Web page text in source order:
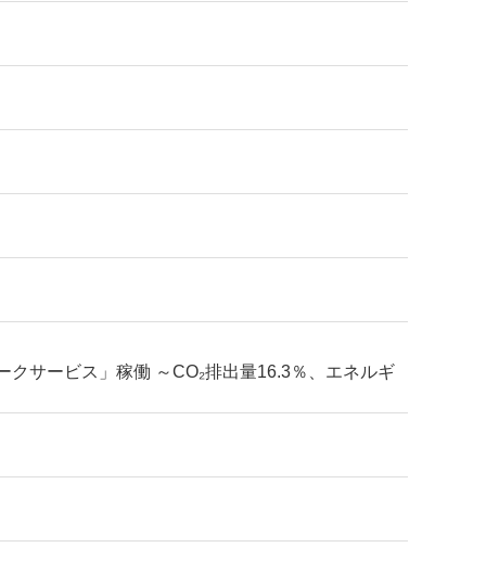
サービス」稼働 ～CO₂排出量16.3％、エネルギ